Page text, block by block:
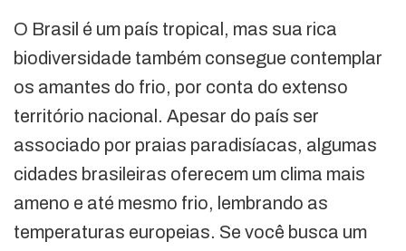
O Brasil é um país tropical, mas sua rica
biodiversidade também consegue contemplar
os amantes do frio, por conta do extenso
território nacional. Apesar do país ser
associado por praias paradisíacas, algumas
cidades brasileiras oferecem um clima mais
ameno e até mesmo frio, lembrando as
temperaturas europeias. Se você busca um